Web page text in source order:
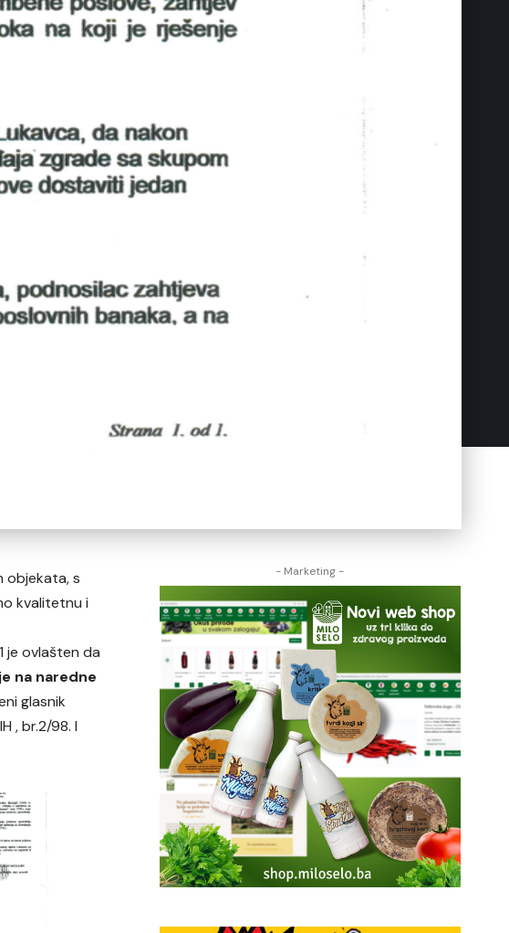
objekata, s
kvalitetnu i
je ovlašten da
na naredne
glasnik
, br.2/98. I
- Marketing -